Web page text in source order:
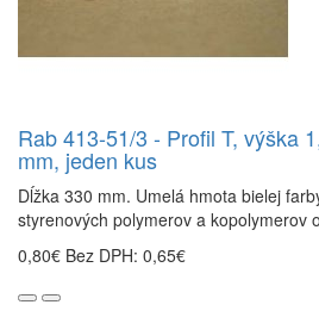
Rab 413-51/3 - Profil T, výška
mm, jeden kus
Dĺžka 330 mm. Umelá hmota bielej
styrenových polymerov a kopolymerov
0,80€ Bez DPH: 0,65€